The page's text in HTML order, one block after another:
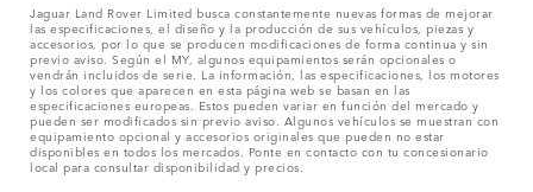
Jaguar Land Rover Limited busca constantemente nuevas formas de mejorar
las especificaciones, el diseño y la producción de sus vehículos, piezas y
accesorios, por lo que se producen modificaciones de forma continua y sin
previo aviso. Según el MY, algunos equipamientos serán opcionales o
vendrán incluidos de serie. La información, las especificaciones, los motores
y los colores que aparecen en esta página web se basan en las
especificaciones europeas. Estos pueden variar en función del mercado y
pueden ser modificados sin previo aviso. Algunos vehículos se muestran con
equipamiento opcional y accesorios originales que pueden no estar
disponibles en todos los mercados. Ponte en contacto con tu concesionario
local para consultar disponibilidad y precios.